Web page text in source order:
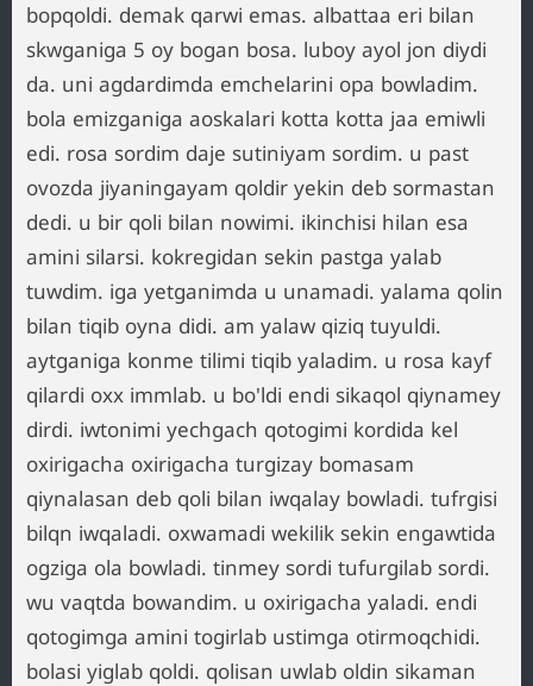
bopqoldi. demak qarwi emas. albattaa eri bilan
skwganiga 5 oy bogan bosa. luboy ayol jon diydi
da. uni agdardimda emchelarini opa bowladim.
bola emizganiga aoskalari kotta kotta jaa emiwli
edi. rosa sordim daje sutiniyam sordim. u past
ovozda jiyaningayam qoldir yekin deb sormastan
dedi. u bir qoli bilan nowimi. ikinchisi hilan esa
amini silarsi. kokregidan sekin pastga yalab
tuwdim. iga yetganimda u unamadi. yalama qolin
bilan tiqib oyna didi. am yalaw qiziq tuyuldi.
aytganiga konme tilimi tiqib yaladim. u rosa kayf
qilardi oxx immlab. u bo'ldi endi sikaqol qiynamey
dirdi. iwtonimi yechgach qotogimi kordida kel
oxirigacha oxirigacha turgizay bomasam
qiynalasan deb qoli bilan iwqalay bowladi. tufrgisi
bilqn iwqaladi. oxwamadi wekilik sekin engawtida
ogziga ola bowladi. tinmey sordi tufurgilab sordi.
wu vaqtda bowandim. u oxirigacha yaladi. endi
qotogimga amini togirlab ustimga otirmoqchidi.
bolasi yiglab qoldi. qolisan uwlab oldin sikaman